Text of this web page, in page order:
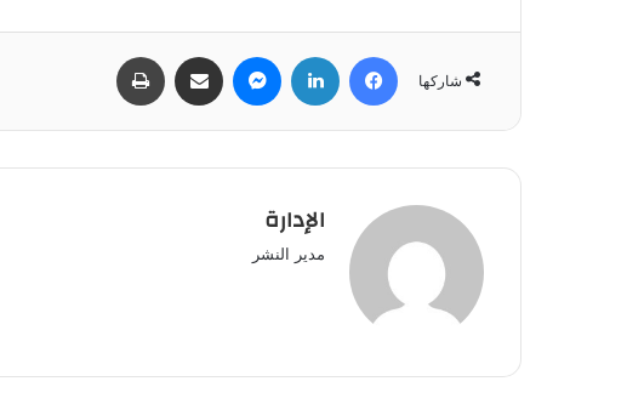
شاركها
فيسبوك لينكدإن ماسنجر مشاركة عبر البريد
الإدارة
مدير النشر